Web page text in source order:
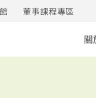
董事課程專區